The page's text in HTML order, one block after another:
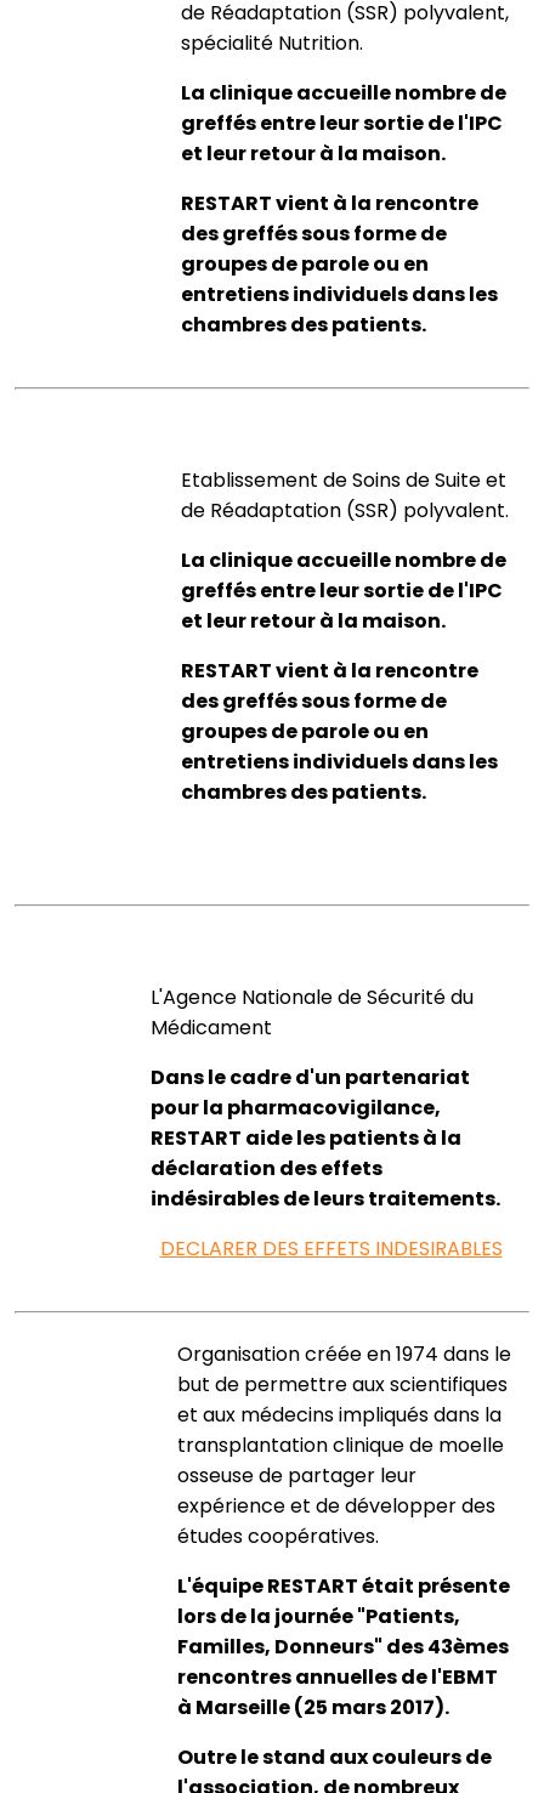
de Réadaptation (SSR) polyvalent,
spécialité Nutrition.
La clinique accueille nombre de
greffés entre leur sortie de l'IPC
et leur retour à la maison.
RESTART vient à la rencontre
des greffés sous forme de
groupes de parole ou en
entretiens individuels dans les
chambres des patients.
Etablissement de Soins de Suite et
de Réadaptation (SSR) polyvalent.
La clinique accueille nombre de
greffés entre leur sortie de l'IPC
et leur retour à la maison.
RESTART vient à la rencontre
des greffés sous forme de
groupes de parole ou en
entretiens individuels dans les
chambres des patients.
L'Agence Nationale de Sécurité du
Médicament
Dans le cadre d'un partenariat
pour la pharmacovigilance,
RESTART aide les patients à la
déclaration des effets
indésirables de leurs traitements.
DECLARER DES EFFETS INDESIRABLES
Organisation créée en 1974 dans le
but de permettre aux scientifiques
et aux médecins impliqués dans la
transplantation clinique de moelle
osseuse de partager leur
expérience et de développer des
études coopératives.
L'équipe RESTART était présente
lors de la journée "Patients,
Familles, Donneurs" des 43èmes
rencontres annuelles de l'EBMT
à Marseille (25 mars 2017).
Outre le stand aux couleurs de